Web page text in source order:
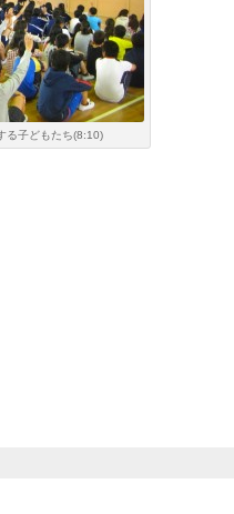
る子どもたち(8:10)